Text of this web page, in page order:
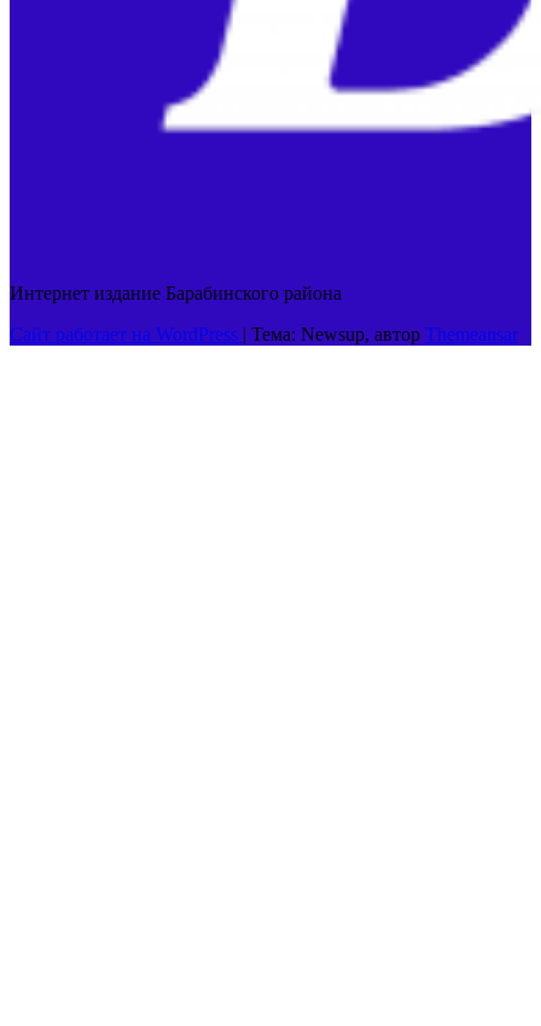
Интернет издание Барабинского района
Сайт работает на WordPress | Тема: Newsup, автор Themeansar